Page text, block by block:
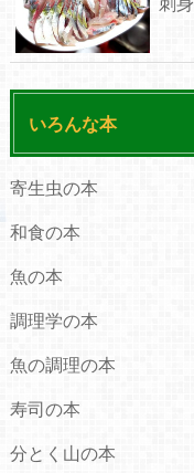
いろんな本
寄生虫の本
和食の本
魚の本
調理学の本
魚の調理の本
寿司の本
分とく山の本